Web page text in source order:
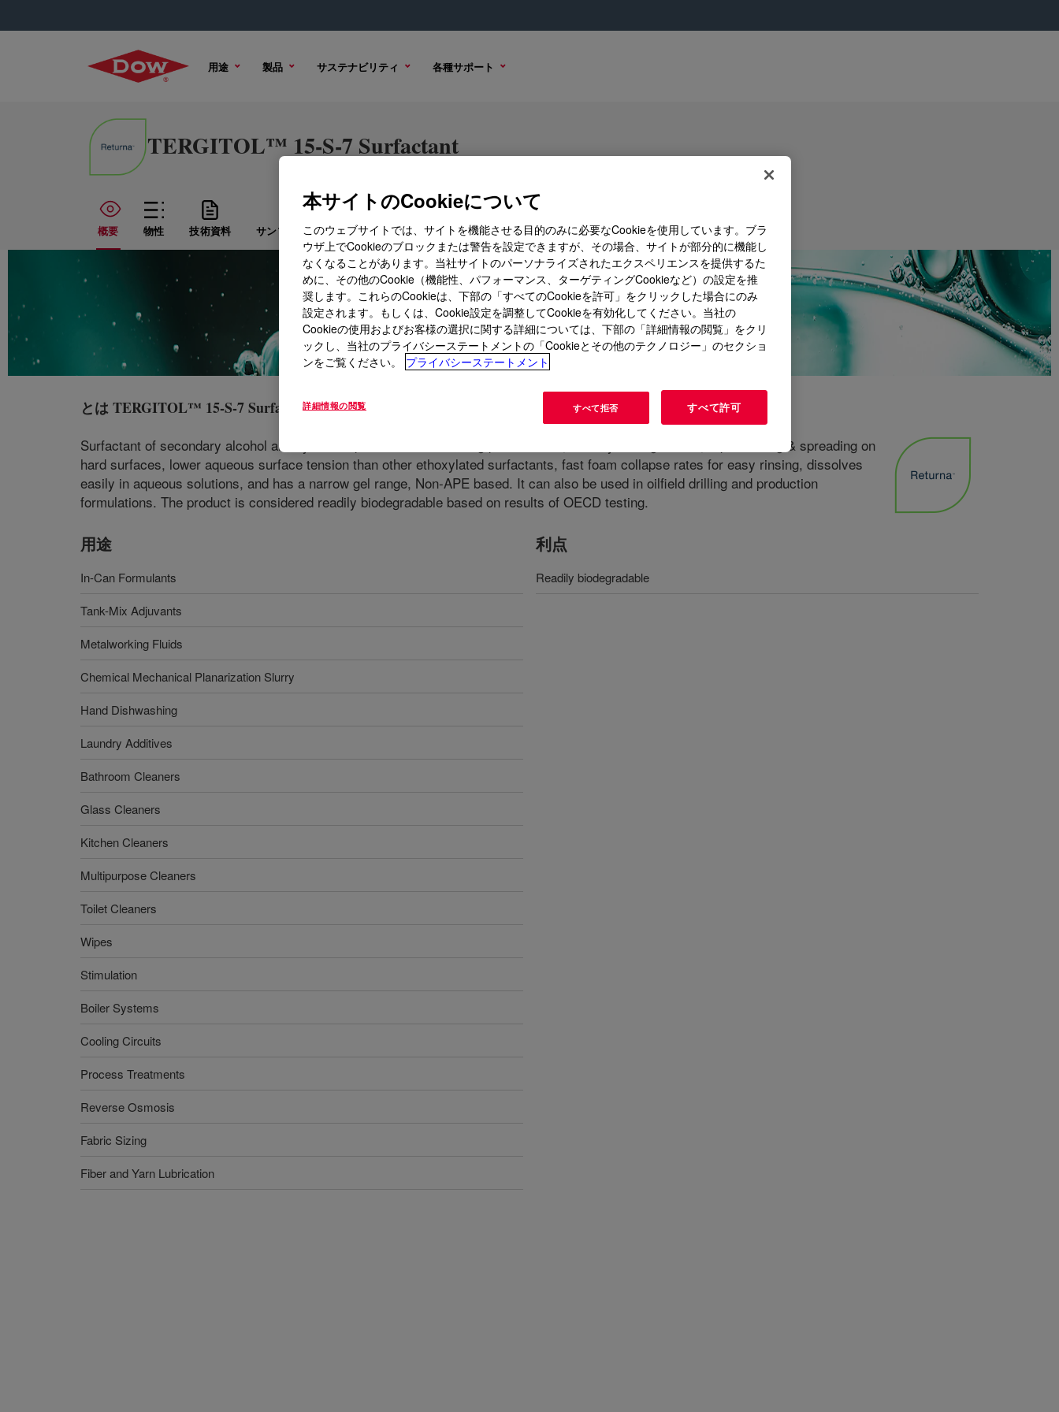
用途 製品 サステナビリティ 各種サポート
TERGITOL™ 15-S-7 Surfactant
概要 物性 技術資料 サンプル オプション 購入オプション
とはTERGITOL™ 15-S-7 Surfactant?
Surfactant of secondary alcohol alkoxylate. Superior overall cleaning performance, Readily biodegradable, rapid wetting & spreading on
hard surfaces, lower aqueous surface tension than other ethoxylated surfactants, fast foam collapse rates for easy rinsing, dissolves
easily in aqueous solutions, and has a narrow gel range, Non-APE based. It can also be used in oilfield drilling and production
formulations. The product is considered readily biodegradable based on results of OECD testing.
用途
In-Can Formulants
Tank-Mix Adjuvants
Metalworking Fluids
Chemical Mechanical Planarization Slurry
Hand Dishwashing
Laundry Additives
Bathroom Cleaners
Glass Cleaners
Kitchen Cleaners
Multipurpose Cleaners
Toilet Cleaners
Wipes
Stimulation
Boiler Systems
Cooling Circuits
Process Treatments
Reverse Osmosis
Fabric Sizing
Fiber and Yarn Lubrication
利点
Readily biodegradable
本サイトのCookieについて
このウェブサイトでは、サイトを機能させる目的のみに必要なCookieを使用しています。ブラ
ウザ上でCookieのブロックまたは警告を設定できますが、その場合、サイトが部分的に機能し
なくなることがあります。当社サイトのパーソナライズされたエクスペリエンスを提供するた
めに、その他のCookie（機能性、パフォーマンス、ターゲティングCookieなど）の設定を推
奨します。これらのCookieは、下部の「すべてのCookieを許可」をクリックした場合にのみ
設定されます。もしくは、Cookie設定を調整してCookieを有効化してください。当社の
Cookieの使用およびお客様の選択に関する詳細については、下部の「詳細情報の閲覧」をクリ
ックし、当社のプライバシーステートメントの「Cookieとその他のテクノロジー」のセクショ
ンをご覧ください。
プライバシーステートメント
詳細情報の閲覧 すべて拒否 すべて許可